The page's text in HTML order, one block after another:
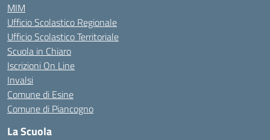
MIM
Ufficio Scolastico Regionale
Ufficio Scolastico Territoriale
Scuola in Chiaro
Iscrizioni On Line
Invalsi
Comune di Esine
Comune di Piancogno
La Scuola